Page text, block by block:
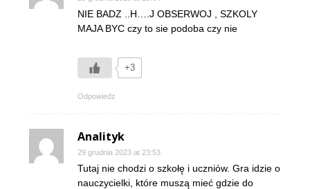
NIE BADZ ..H….J OBSERWOJ , SZKOLY
MAJA BYC czy to sie podoba czy nie
+3
Odpowiedz
Analityk
29 grudnia 2023 at 23:53
Tutaj nie chodzi o szkołę i uczniów. Gra idzie o
nauczycielki, które muszą mieć gdzie do